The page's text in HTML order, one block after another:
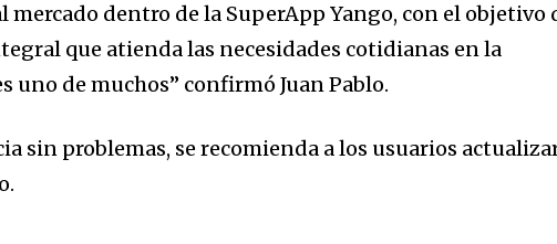
your email address on our website or click
Don't worry, we respect your privacy and
information is safe with us.
mercado dentro de la SuperApp Yango, con el objetivo
que atienda las necesidades cotidianas en la
uno de muchos” confirmó Juan Pablo.
sin problemas, se recomienda a los usuarios